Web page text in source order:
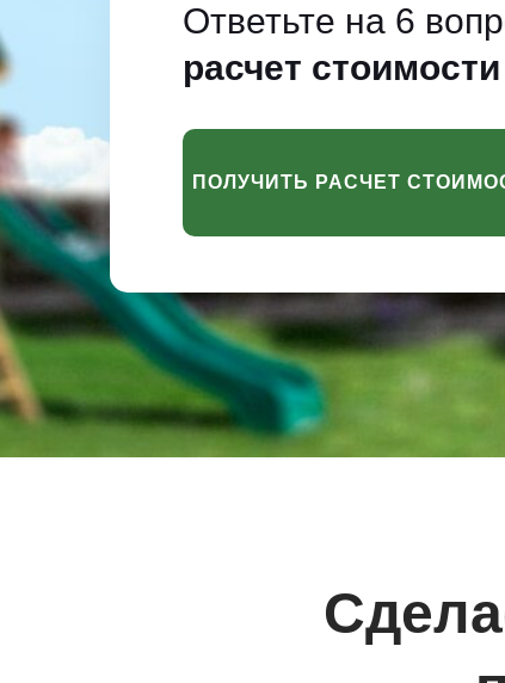
Ответьте на 6
расчет
ПОЛУЧИТЬ РАСЧЕТ